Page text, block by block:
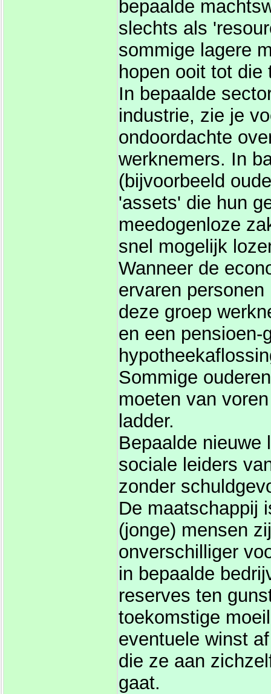
bepaalde
slechts als
sommige lagere
hopen ooit tot die
In bepaalde
industrie, zie je
ondoordachte
werknemers. In
(bijvoorbeeld
'assets' die hun
meedogenloze
snel mogelijk
Wanneer de
ervaren
deze groep
en een pensioen-
Sommige
moeten van
ladder.
Bepaalde nieuwe
sociale leiders
zonder
De maatschappij
(jonge) mensen
onverschilliger
in bepaalde
reserves ten
toekomstige
eventuele winst
die ze aan
gaat.